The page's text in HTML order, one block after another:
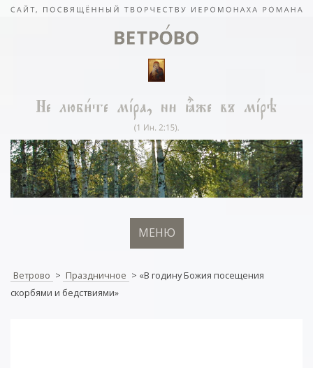
МЕНЮ
Ветрово > Праздничное > «В годину Божия посещения
скорбями и бедствиями»